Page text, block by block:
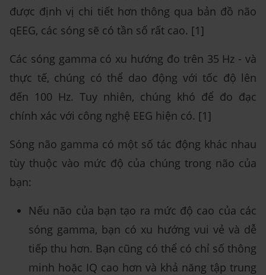
được định vị chi tiết hơn thông qua bản đồ não
qEEG, các sóng sẽ có tần số rất cao. [1]
Các sóng gamma có xu hướng đo trên 35 Hz - và
thực tế, chúng có thể dao động với tốc độ lên
đến 100 Hz. Tuy nhiên, chúng khó để đo đạc
chính xác với công nghệ EEG hiện có. [1]
Sóng não gamma có một số tác động khác nhau
tùy thuộc vào mức độ của chúng trong não của
bạn:
Nếu não của bạn tạo ra mức độ cao của các
sóng gamma, bạn có xu hướng vui vẻ và dễ
tiếp thu hơn. Bạn cũng có thể có chỉ số thông
minh hoặc IQ cao hơn và khả năng tập trung